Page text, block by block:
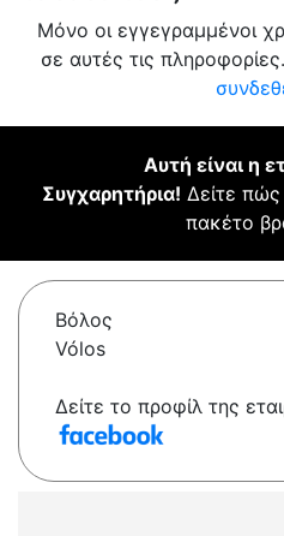
Μόνο οι εγγεγραμμένοι
σε αυτές τις πληροφορίες.
Αυτή είναι η
Συγχαρητήρια! Δείτε
πακέτο
Βόλος
Vólos
Δείτε το προφίλ της